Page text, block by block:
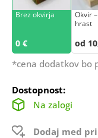
Brez okvirja
0 €
Okvir
hrast
od
*cena dodatkov bo
Dostopnost:
Na zalogi
Dodaj med